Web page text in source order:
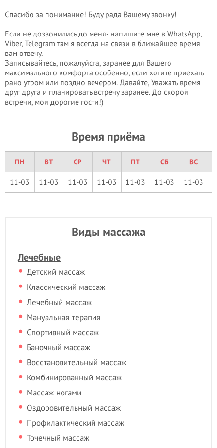
Спасибо за понимание! Буду рада Вашему звонку!
Если не дозвонились до меня- напишите мне в WhatsApp,
Viber, Telegram там я всегда на связи в ближайшее время
вам отвечу.
Записывайтесь, пожалуйста, заранее для Вашего
максимального комфорта особенно, если хотите приехать
рано утром или поздно вечером. Давайте, Уважать время
друг друга и планировать встречу заранее. До скорой
встречи, мои дорогие гости!)
Время приёма
ПН ВТ СР ЧТ ПТ СБ ВС
11-03 11-03 11-03 11-03 11-03 11-03 11-03
Виды массажа
Лечебные
Детский массаж
Классический массаж
Лечебный массаж
Мануальная терапия
Спортивный массаж
Баночный массаж
Восстановительный массаж
Комбинированный массаж
Массаж ногами
Оздоровительный массаж
Профилактический массаж
Точечный массаж